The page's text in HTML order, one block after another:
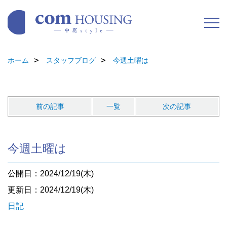
ホーム スタッフブログ 今週土曜は
前の記事 一覧 次の記事
今週土曜は
公開日：2024/12/19(木)
更新日：2024/12/19(木)
日記